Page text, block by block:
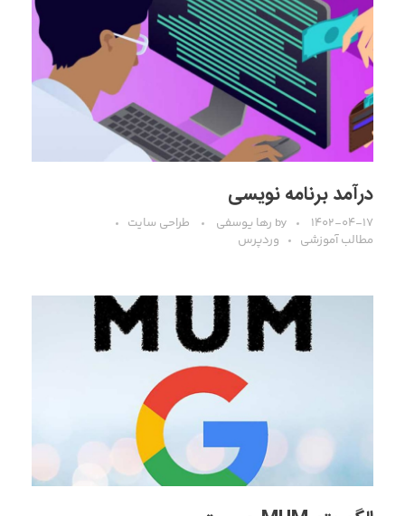
درآمد برنامه نویسی
۱۴۰۲-۰۴-۱۷ by رها یوسفی
طراحی سایت
مطالب آموزشی
وردپرس